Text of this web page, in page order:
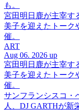
も。
宮田明日鹿が主宰す
美子を迎えたトーク
催。
ART
Aug 06. 2026 up
宮田明日鹿が主宰す
美子を迎えたトーク
催。
サンフランシスコ・
人、DJ GARTHが新